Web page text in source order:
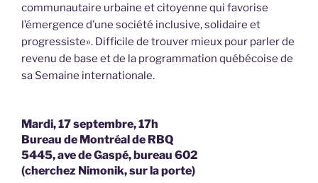
communautaire urbaine et citoyenne qui favorise
l’émergence d’une société inclusive, solidaire et
progressiste». Difficile de trouver mieux pour parler de
revenu de base et de la programmation québécoise de
sa Semaine internationale.
Mardi, 17 septembre, 17h
Bureau de Montréal de RBQ
5445, ave de Gaspé, bureau 602
(cherchez Nimonik, sur la porte)